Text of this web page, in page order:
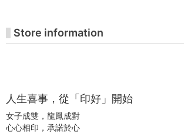
Store information
人生喜事，從「印好」開始
女子成雙，龍鳳成對
心心相印，承諾於心